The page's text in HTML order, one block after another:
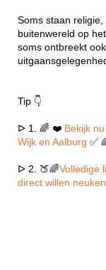
Soms staan
buitenwereld op
soms ontbreekt
Tip 👇
ᐅ 1. 🌈 ❤️ Bekijk
Wijk en Aalburg ✅
ᐅ 2. 🍑🌈Volledige
direct willen neuken